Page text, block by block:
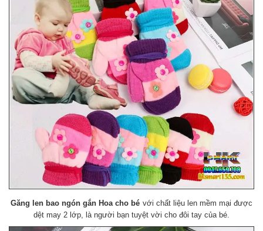
Găng len bao ngón gắn Hoa cho bé với chất liệu len mềm mại được
dệt may 2 lớp, là người bạn tuyệt vời cho đôi tay của bé.